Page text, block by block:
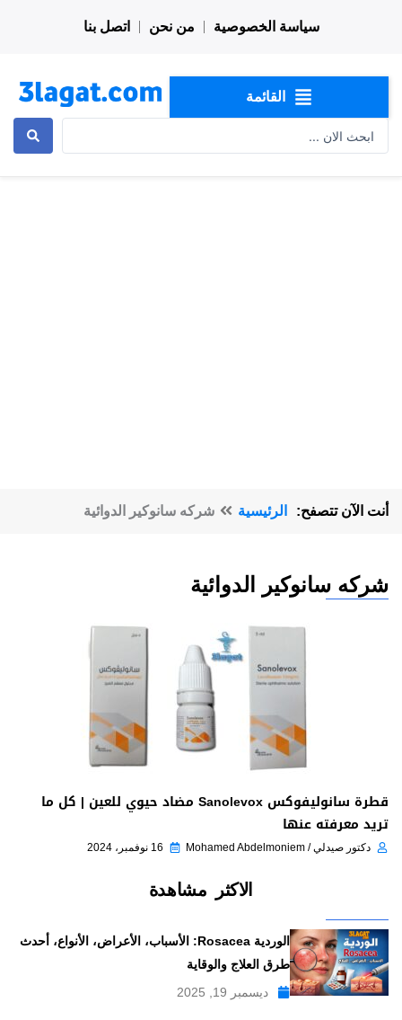
سياسة الخصوصية من نحن اتصل بنا
القائمة
أنت الآن تتصفح: الرئيسية شركه سانوكير الدوائية
شركه سانوكير الدوائية
قطرة سانوليفوكس Sanolevox مضاد حيوي للعين | كل ما
تريد معرفته عنها
دكتور صيدلي / Mohamed Abdelmoniem 16 نوفمبر، 2024
الاكثر مشاهدة
الوردية Rosacea: الأسباب، الأعراض، الأنواع، أحدث
طرق العلاج والوقاية
ديسمبر 19, 2025